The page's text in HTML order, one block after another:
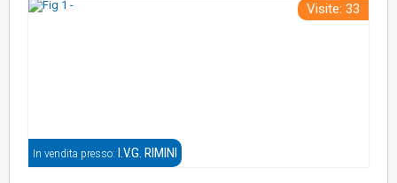
In vendita presso: I.V.G. RIMINI
Visite: 33